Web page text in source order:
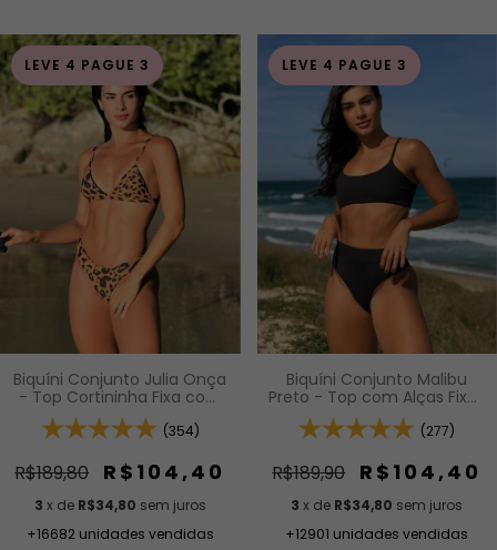
LEVE 4 PAGUE 3
Biquíni Conjunto Julia Onça
- Top Cortininha Fixa com
Bojo Removível e Calcinha
Asa Delta Fio Duplo (Efeito
(354)
R$189,80 R$104,40
3 x de R$34,80 sem juros
+16682 unidades vendidas
LEVE 4 PAGUE 3
Biquíni Conjunto Malibu
Preto - Top com Alças Fixas
e Bojo Removível e
Calcinha Cintura Alta (Hot
(277)
R$189,90 R$104,40
3 x de R$34,80 sem juros
+12901 unidades vendidas